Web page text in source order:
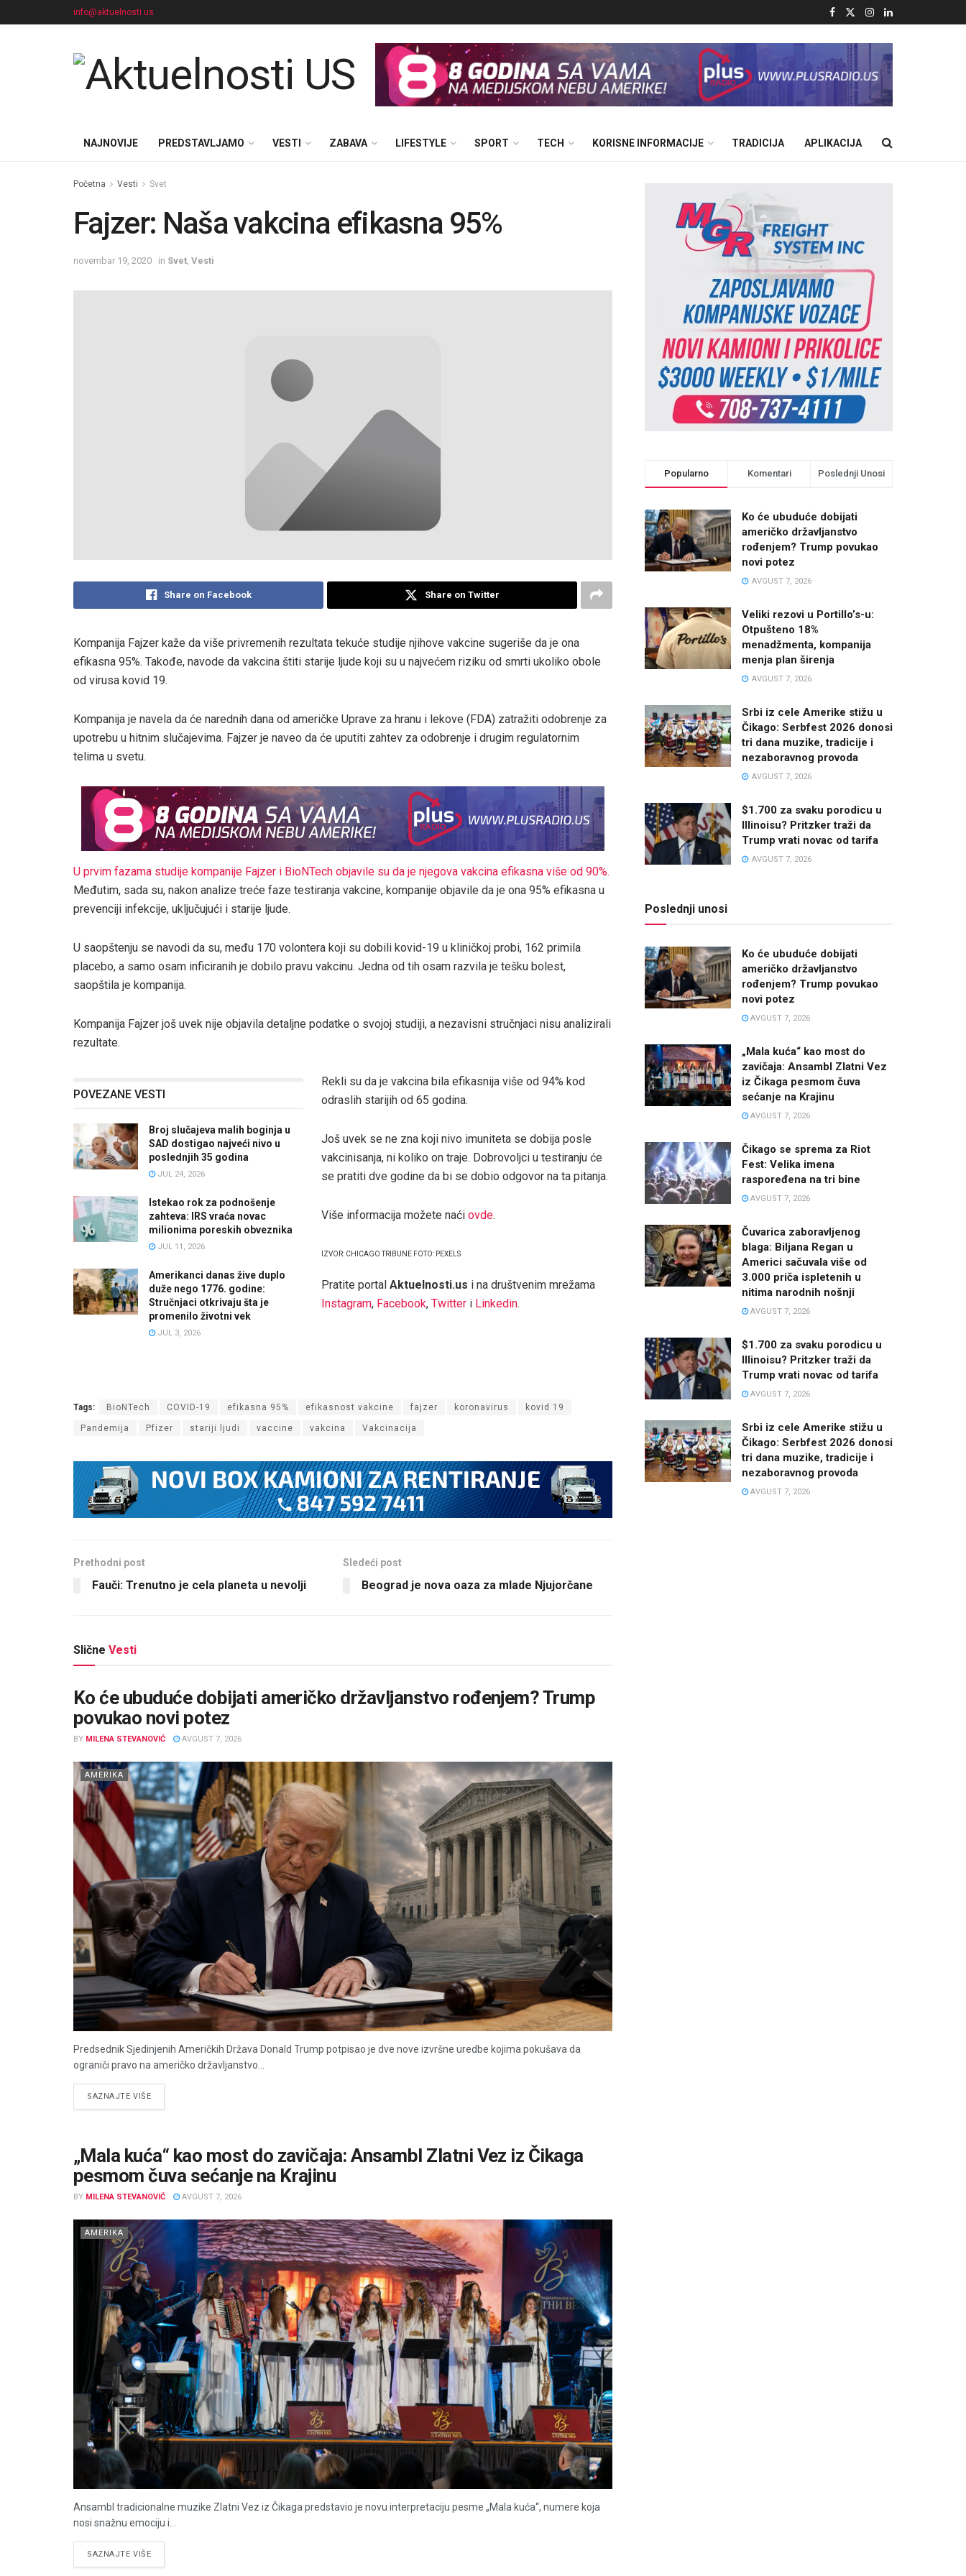
info@aktuelnosti.us
NAJNOVIJE PREDSTAVLJAMO VESTI ZABAVA LIFESTYLE SPORT TECH KORISNE INFORMACIJE TRADICIJA APLIKACIJA
Početna Vesti Svet
Fajzer: Naša vakcina efikasna 95%
novembar 19, 2020 in Svet Vesti
Share on Facebook Share on Twitter
Kompanija Fajzer kaže da više privremenih rezultata tekuće studije njihove vakcine sugeriše da je ona
efikasna 95%. Takođe, navode da vakcina štiti starije ljude koji su u najvećem riziku od smrti ukoliko obole
od virusa kovid 19.
Kompanija je navela da će narednih dana od američke Uprave za hranu i lekove (FDA) zatražiti odobrenje za
upotrebu u hitnim slučajevima. Fajzer je naveo da će uputiti zahtev za odobrenje i drugim regulatornim
telima u svetu.
U prvim fazama studije kompanije Fajzer i BioNTech objavile su da je njegova vakcina efikasna više od 90%.
Međutim, sada su, nakon analize treće faze testiranja vakcine, kompanije objavile da je ona 95% efikasna u
prevenciji infekcije, uključujući i starije ljude.
U saopštenju se navodi da su, među 170 volontera koji su dobili kovid-19 u kliničkoj probi, 162 primila
placebo, a samo osam inficiranih je dobilo pravu vakcinu. Jedna od tih osam razvila je tešku bolest,
saopštila je kompanija.
Kompanija Fajzer još uvek nije objavila detaljne podatke o svojoj studiji, a nezavisni stručnjaci nisu analizirali
rezultate.
POVEZANE VESTI
Broj slučajeva malih boginja u
SAD dostigao najveći nivo u
poslednjih 35 godina
JUL 24, 2026
Istekao rok za podnošenje
zahteva: IRS vraća novac
milionima poreskih obveznika
JUL 11, 2026
Amerikanci danas žive duplo
duže nego 1776. godine:
Stručnjaci otkrivaju šta je
promenilo životni vek
JUL 3, 2026
Rekli su da je vakcina bila efikasnija više od 94% kod
odraslih starijih od 65 godina.
Još uvek se ne zna koji nivo imuniteta se dobija posle
vakcinisanja, ni koliko on traje. Dobrovoljci u testiranju će
se pratiti dve godine da bi se dobio odgovor na ta pitanja.
Više informacija možete naći ovde.
IZVOR: CHICAGO TRIBUNE FOTO: PEXELS
Pratite portal Aktuelnosti.us i na društvenim mrežama
Instagram, Facebook, Twitter i Linkedin.
Tags: BioNTech COVID-19 efikasna 95% efikasnost vakcine fajzer koronavirus kovid 19
Pandemija Pfizer stariji ljudi vaccine vakcina Vakcinacija
Prethodni post
Fauči: Trenutno je cela planeta u nevolji
Sledeći post
Beograd je nova oaza za mlade Njujorčane
Slične Vesti
Ko će ubuduće dobijati američko državljanstvo rođenjem? Trump
povukao novi potez
BY MILENA STEVANOVIĆ AVGUST 7, 2026
AMERIKA
Predsednik Sjedinjenih Američkih Država Donald Trump potpisao je dve nove izvršne uredbe kojima pokušava da
ograniči pravo na američko državljanstvo...
SAZNAJTE VIŠEDETAILS
„Mala kuća“ kao most do zavičaja: Ansambl Zlatni Vez iz Čikaga
pesmom čuva sećanje na Krajinu
BY MILENA STEVANOVIĆ AVGUST 7, 2026
AMERIKA
Ansambl tradicionalne muzike Zlatni Vez iz Čikaga predstavio je novu interpretaciju pesme „Mala kuća“, numere koja
nosi snažnu emociju i...
SAZNAJTE VIŠEDETAILS
Popularno Komentari Poslednji Unosi
Ko će ubuduće dobijati
američko državljanstvo
rođenjem? Trump povukao
novi potez
AVGUST 7, 2026
Veliki rezovi u Portillo’s-u:
Otpušteno 18%
menadžmenta, kompanija
menja plan širenja
AVGUST 7, 2026
Srbi iz cele Amerike stižu u
Čikago: Serbfest 2026 donosi
tri dana muzike, tradicije i
nezaboravnog provoda
AVGUST 7, 2026
$1.700 za svaku porodicu u
Illinoisu? Pritzker traži da
Trump vrati novac od tarifa
AVGUST 7, 2026
Poslednji unosi
Ko će ubuduće dobijati
američko državljanstvo
rođenjem? Trump povukao
novi potez
AVGUST 7, 2026
„Mala kuća“ kao most do
zavičaja: Ansambl Zlatni Vez
iz Čikaga pesmom čuva
sećanje na Krajinu
AVGUST 7, 2026
Čikago se sprema za Riot
Fest: Velika imena
raspoređena na tri bine
AVGUST 7, 2026
Čuvarica zaboravljenog
blaga: Biljana Regan u
Americi sačuvala više od
3.000 priča ispletenih u
nitima narodnih nošnji
AVGUST 7, 2026
$1.700 za svaku porodicu u
Illinoisu? Pritzker traži da
Trump vrati novac od tarifa
AVGUST 7, 2026
Srbi iz cele Amerike stižu u
Čikago: Serbfest 2026 donosi
tri dana muzike, tradicije i
nezaboravnog provoda
AVGUST 7, 2026